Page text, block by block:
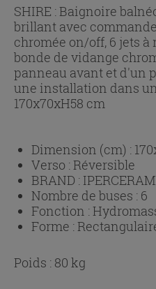
SHIRE : Baignoire
brillant avec
chromée on/off, 6 jets à
bonde de vidange
panneau avant et d'un
une installation dans
170x70xH58 cm
Dimension (cm) :
Verso :Réversible
BRAND :
Nombre de buses : 6
Fonction :
Forme :
Poids : 80 kg